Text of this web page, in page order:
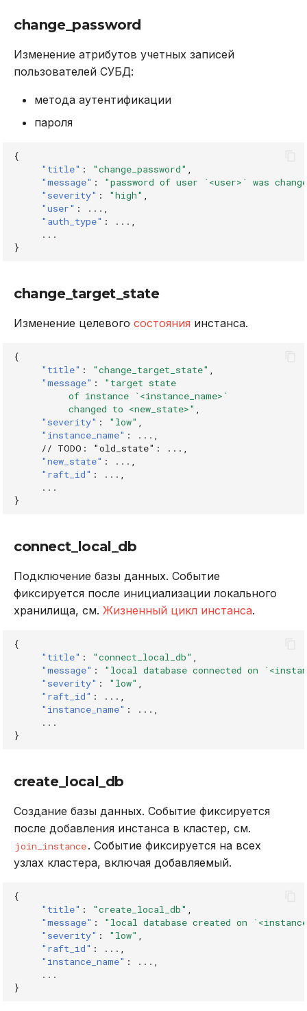
change_password
Изменение атрибутов учетных записей
пользователей СУБД:
метода аутентификации
пароля
{
"title" : "change_password"
"message" :
"password of user `<user>` was
"severity" : "high"
"user" : ...
"auth_type" : ...
...
}
change_target_state
Изменение целевого состояния инстанса.
{
"title" : "change_target_state"
"message" :
"target state
          of instance `<instance_name>`
          changed to <new_state>"
"severity" : "low"
"instance_name" : ...
// TODO: "old_state": ...,
"new_state" : ...
"raft_id" : ...
...
}
connect_local_db
Подключение базы данных. Событие
фиксируется после инициализации локального
хранилища, см. Жизненный цикл инстанса.
{
"title" : "connect_local_db"
"message" :
"local database connected on
"severity" : "low"
"raft_id" : ...
"instance_name" : ...
...
}
create_local_db
Создание базы данных. Событие фиксируется
после добавления инстанса в кластер, см.
join_instance. Событие фиксируется на всех
узлах кластера, включая добавляемый.
{
"title" : "create_local_db"
"message" :
"local database created on
"severity" : "low"
"raft_id" : ...
"instance_name" : ...
...
}